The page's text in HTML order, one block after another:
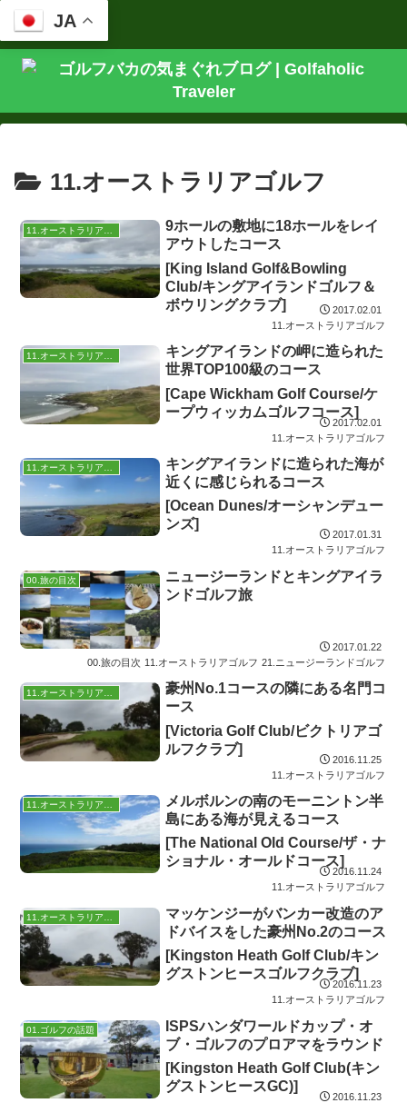
JA
11.オーストラリアゴルフ
9ホールの敷地に18ホールをレイ
アウトしたコース
[King Island Golf&Bowling
Club/キングアイランドゴルフ＆
ボウリングクラブ]
2017.02.01
11.オーストラリアゴルフ
キングアイランドの岬に造られた
世界TOP100級のコース
[Cape Wickham Golf Course/ケ
ープウィッカムゴルフコース]
2017.02.01
11.オーストラリアゴルフ
11.オーストラリアゴルフ
キングアイランドに造られた海が
近くに感じられるコース
[Ocean Dunes/オーシャンデュー
ンズ]
2017.01.31
11.オーストラリアゴルフ
00.旅の目次
ニュージーランドとキングアイラ
ンドゴルフ旅
2017.01.22
00.旅の目次 11.オーストラリアゴルフ 21.ニュージーランドゴルフ
豪州No.1コースの隣にある名門コ
ース
[Victoria Golf Club/ビクトリアゴ
ルフクラブ]
2016.11.25
11.オーストラリアゴルフ
11.オーストラリアゴルフ
メルボルンの南のモーニントン半
島にある海が見えるコース
[The National Old Course/ザ・ナ
ショナル・オールドコース]
2016.11.24
11.オーストラリアゴルフ
マッケンジーがバンカー改造のア
ドバイスをした豪州No.2のコース
[Kingston Heath Golf Club/キン
グストンヒースゴルフクラブ]
2016.11.23
11.オーストラリアゴルフ
01.ゴルフの話題
ISPSハンダワールドカップ・オ
ブ・ゴルフのプロアマをラウンド
[Kingston Heath Golf Club(キン
グストンヒースGC)]
2016.11.23